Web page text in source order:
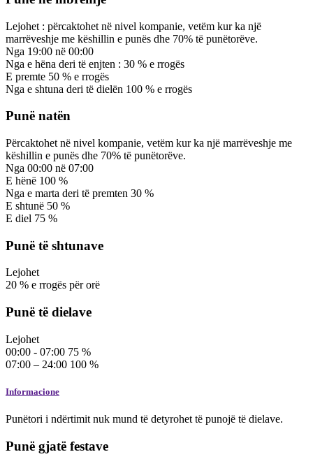
Lejohet : përcaktohet në nivel kompanie, vetëm kur ka një
marrëveshje me këshillin e punës dhe 70% të punëtorëve.
Nga 19:00 në 00:00
Nga e hëna deri të enjten : 30 % e rrogës
E premte 50 % e rrogës
Nga e shtuna deri të dielën 100 % e rrogës
Punë natën
Përcaktohet në nivel kompanie, vetëm kur ka një marrëveshje me
këshillin e punës dhe 70% të punëtorëve.
Nga 00:00 në 07:00
E hënë 100 %
Nga e marta deri të premten 30 %
E shtunë 50 %
E diel 75 %
Punë të shtunave
Lejohet
20 % e rrogës për orë
Punë të dielave
Lejohet
00:00 - 07:00 75 %
07:00 – 24:00 100 %
Informacione
Punëtori i ndërtimit nuk mund të detyrohet të punojë të dielave.
Punë gjatë festave